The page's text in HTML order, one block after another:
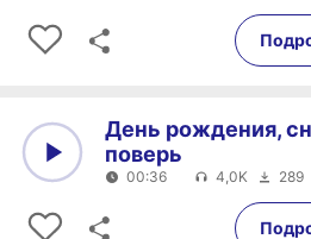
00:37
00:36
День рождения,
поверь
00:36 4,0K 289